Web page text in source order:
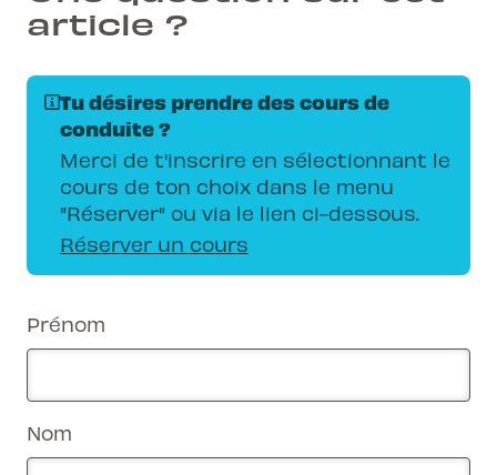
article ?
Tu désires prendre des cours de
conduite ?
Merci de t'inscrire en sélectionnant le
cours de ton choix dans le menu
"Réserver" ou via le lien ci-dessous.
Réserver un cours
Prénom
Nom